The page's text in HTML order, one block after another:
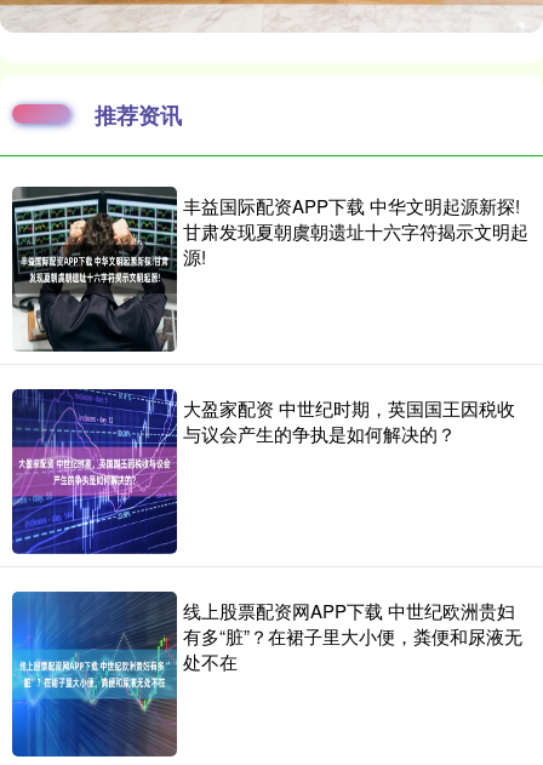
推荐资讯
丰益国际配资APP下载 中华文明起源新探!
甘肃发现夏朝虞朝遗址十六字符揭示文明起
源!
大盈家配资 中世纪时期，英国国王因税收
与议会产生的争执是如何解决的？
线上股票配资网APP下载 中世纪欧洲贵妇
有多“脏”？在裙子里大小便，粪便和尿液无
处不在